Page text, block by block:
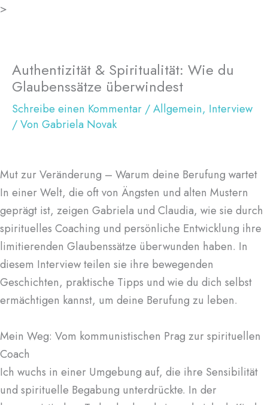
>
Authentizität & Spiritualität: Wie du
Glaubenssätze überwindest
Schreibe einen Kommentar /Allgemein, Interview
/ Von Gabriela Novak
Mut zur Veränderung – Warum deine Berufung wartet
In einer Welt, die oft von Ängsten und alten Mustern
geprägt ist, zeigen Gabriela und Claudia, wie sie durch
spirituelles Coaching und persönliche Entwicklung ihre
limitierenden Glaubenssätze überwunden haben. In
diesem Interview teilen sie ihre bewegenden
Geschichten, praktische Tipps und wie du dich selbst
ermächtigen kannst, um deine Berufung zu leben.
Mein Weg: Vom kommunistischen Prag zur spirituellen
Coach
Ich wuchs in einer Umgebung auf, die ihre Sensibilität
und spirituelle Begabung unterdrückte. In der